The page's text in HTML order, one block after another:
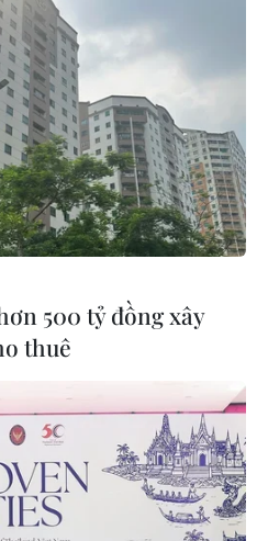
500 tỷ đồng xây
thuê